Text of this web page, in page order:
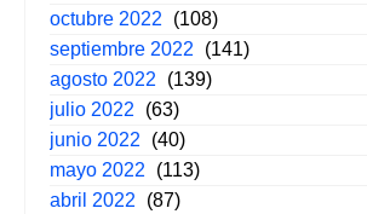
octubre 2022
(108)
septiembre 2022
(141)
agosto 2022
(139)
julio 2022
(63)
junio 2022
(40)
mayo 2022
(113)
abril 2022
(87)